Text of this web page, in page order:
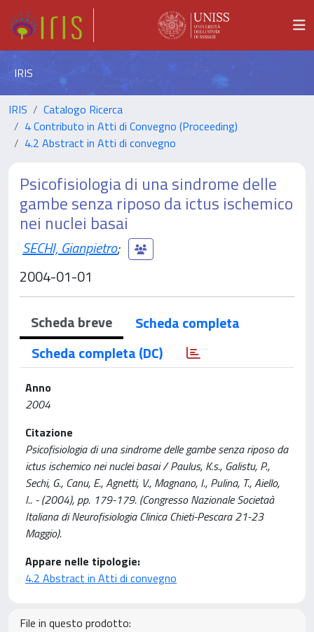
IRIS
IRIS
Catalogo Ricerca
4 Contributo in Atti di Convegno (Proceeding)
4.2 Abstract in Atti di convegno
Psicofisiologia di una sindrome delle
gambe senza riposo da ictus ischemico
nei nuclei basai
SECHI, Gianpietro;
2004-01-01
Scheda breve
Scheda completa
Scheda completa (DC)
Anno
2004
Citazione
Psicofisiologia di una sindrome delle gambe senza riposo da
ictus ischemico nei nuclei basai / Paulus, K.s., Galistu, P.,
Sechi, G., Canu, E., Agnetti, V., Magnano, I., Pulina, T., Aiello,
I.. - (2004), pp. 179-179. (Congresso Nazionale Societaà
Italiana di Neurofisiologia Clinica Chieti-Pescara 21-23
Maggio).
Appare nelle tipologie:
4.2 Abstract in Atti di convegno
File in questo prodotto: